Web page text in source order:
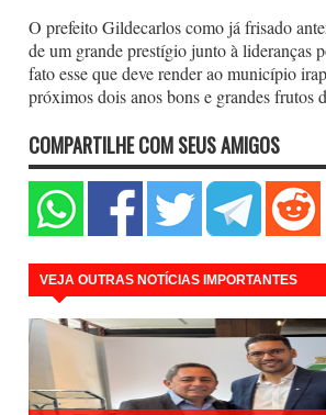
O prefeito Gildecarlos como já frisado
de um grande prestígio junto à lideranças
fato esse que deve render ao município
próximos dois anos bons e grandes frutos
COMPARTILHE COM SEUS AMIGOS
VEJA OUTRAS NOTÍCIAS IMPORTANTES